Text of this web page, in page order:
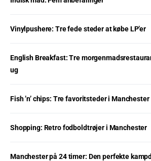
Vinylpushere: Tre fede steder at købe LP’er
English Breakfast: Tre
ug
Fish ’n’ chips: Tre favoritsteder i Manchester
Shopping: Retro fodboldtrøjer i Manchester
Manchester på 24 timer: Den perfekte